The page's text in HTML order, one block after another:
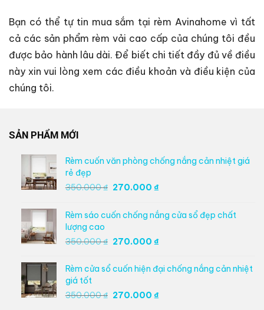
Bạn có thể tự tin mua sắm tại rèm Avinahome vì tất
cả các sản phẩm rèm vải cao cấp của chúng tôi đều
được bảo hành lâu dài. Để biết chi tiết đầy đủ về điều
này xin vui lòng xem các điều khoản và điều kiện của
chúng tôi.
SẢN PHẨM MỚI
Rèm cuốn văn phòng chống nắng cản nhiệt giá
rẻ đẹp
350.000₫ Giá
là:
350.000 ₫.
270.000 ₫Giá
tại
là:
270.000 ₫.
Rèm sáo cuốn chống nắng cửa sổ đẹp chất
lượng cao
350.000₫ Giá
là:
350.000 ₫.
270.000 ₫Giá
tại
là:
270.000 ₫.
Rèm cửa sổ cuốn hiện đại chống nắng cản nhiệt
giá tốt
350.000₫ Giá
270.000 ₫Giá